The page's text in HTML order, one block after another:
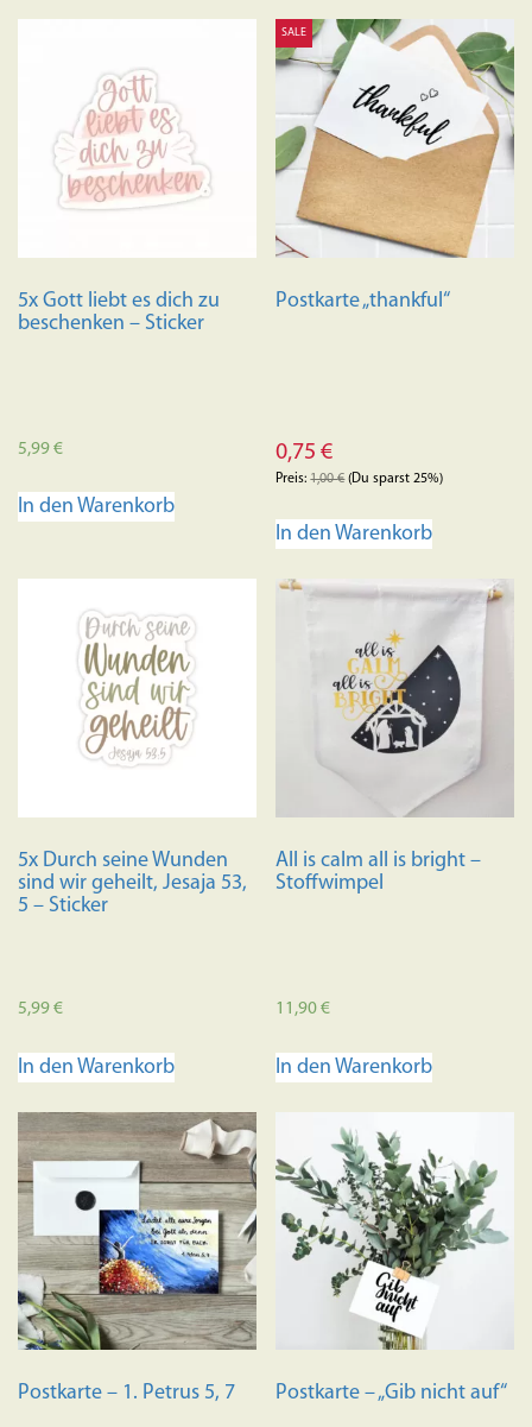
mehrere
Varianten
Optionen
können
auf
Produktseite
werden
5x Gott liebt es dich zu
beschenken – Sticker
5,99€
In den Warenkorb
SALE
Postkarte „thankful“
0,75€
Preis:1,00€(Du sparst 25%)
In den Warenkorb
5x Durch seine Wunden
sind wir geheilt, Jesaja 53,
5 – Sticker
5,99€
In den Warenkorb
All is calm all is bright –
Stoffwimpel
11,90€
In den Warenkorb
Postkarte – 1. Petrus 5, 7 Postkarte – „Gib nicht auf“